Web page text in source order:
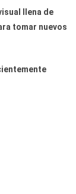
llena de
tomar nuevos